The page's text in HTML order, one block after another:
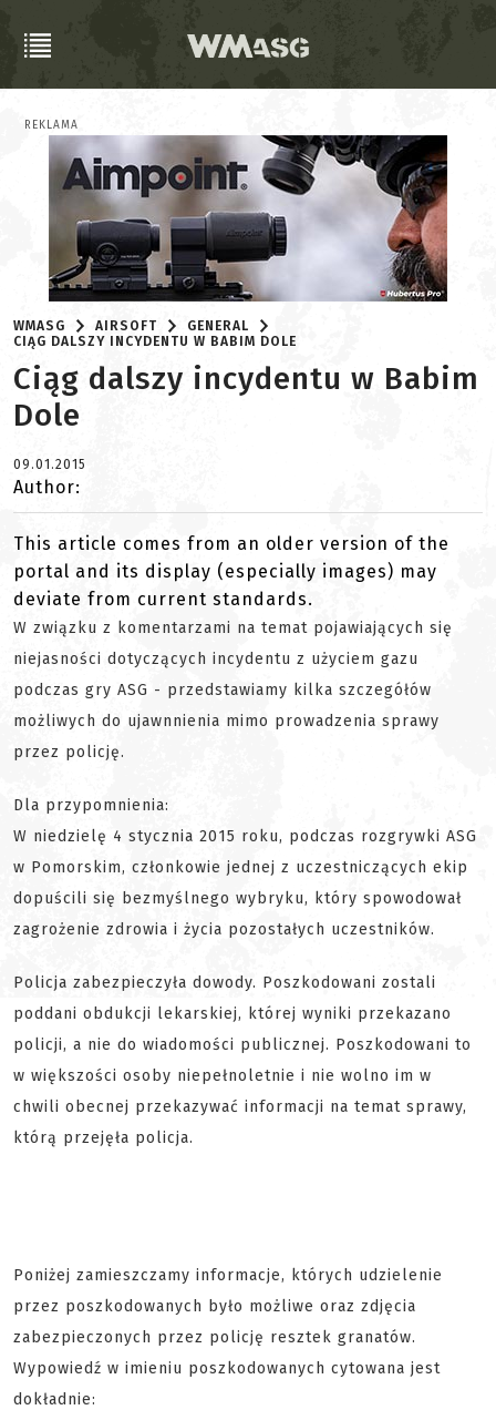
REKLAMA
WMASG AIRSOFT
GENERAL
CIĄG DALSZY INCYDENTU W BABIM DOLE
Ciąg dalszy incydentu w Babim
Dole
09.01.2015
Author:
This article comes from an older version of the
portal and its display (especially images) may
deviate from current standards.
W związku z komentarzami na temat pojawiających się
niejasności dotyczących incydentu z użyciem gazu
podczas gry ASG - przedstawiamy kilka szczegółów
możliwych do ujawnnienia mimo prowadzenia sprawy
przez policję.
Dla przypomnienia:
W niedzielę 4 stycznia 2015 roku, podczas rozgrywki ASG
w Pomorskim, członkowie jednej z uczestniczących ekip
dopuścili się bezmyślnego wybryku, który spowodował
zagrożenie zdrowia i życia pozostałych uczestników.
Policja zabezpieczyła dowody. Poszkodowani zostali
poddani obdukcji lekarskiej, której wyniki przekazano
policji, a nie do wiadomości publicznej. Poszkodowani to
w większości osoby niepełnoletnie i nie wolno im w
chwili obecnej przekazywać informacji na temat sprawy,
którą przejęła policja.
Poniżej zamieszczamy informacje, których udzielenie
przez poszkodowanych było możliwe oraz zdjęcia
zabezpieczonych przez policję resztek granatów.
Wypowiedź w imieniu poszkodowanych cytowana jest
dokładnie: